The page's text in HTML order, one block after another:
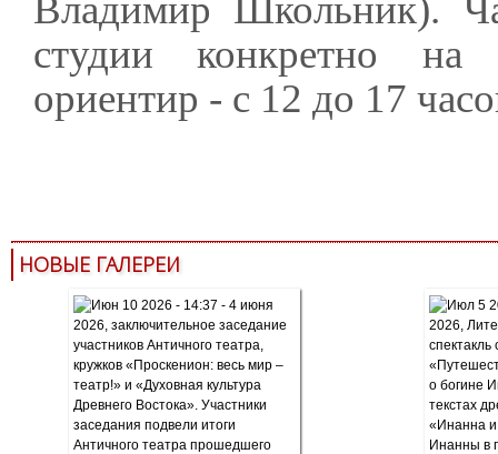
Владимир Школьник).
студии конкретно
ориентир - с 12 до 17
НОВЫЕ ГАЛЕРЕИ